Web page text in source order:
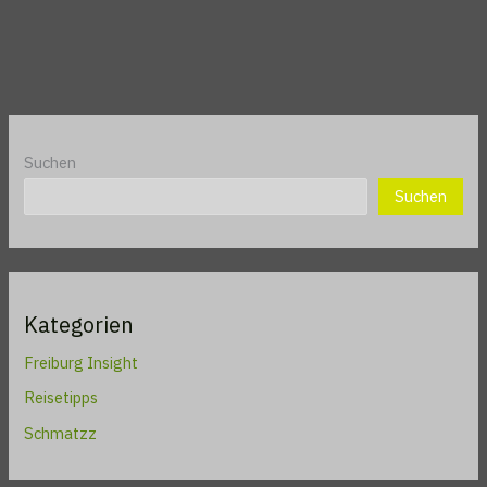
Suchen
Suchen
Kategorien
Freiburg Insight
Reisetipps
Schmatzz